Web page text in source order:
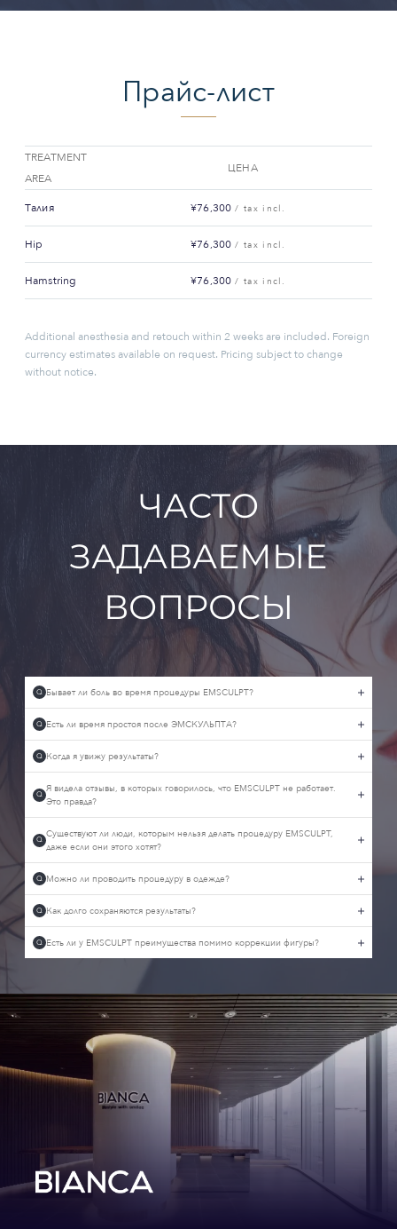
Прайс-лист
TREATMENT
AREA
ЦЕНА
Талия ¥76,300 / tax incl.
Hip ¥76,300 / tax incl.
Hamstring ¥76,300 / tax incl.
Additional anesthesia and retouch within 2 weeks are included. Foreign
currency estimates available on request. Pricing subject to change
without notice.
ЧАСТО
ЗАДАВАЕМЫЕ
ВОПРОСЫ
Q Бывает ли боль во время процедуры EMSCULPT?
Q Есть ли время простоя после ЭМСКУЛЬПТА?
Q Когда я увижу результаты?
Q Я видела отзывы, в которых говорилось, что EMSCULPT не работает.
Это правда?
Q Существуют ли люди, которым нельзя делать процедуру EMSCULPT,
даже если они этого хотят?
Q Можно ли проводить процедуру в одежде?
Q Как долго сохраняются результаты?
Q Есть ли у EMSCULPT преимущества помимо коррекции фигуры?